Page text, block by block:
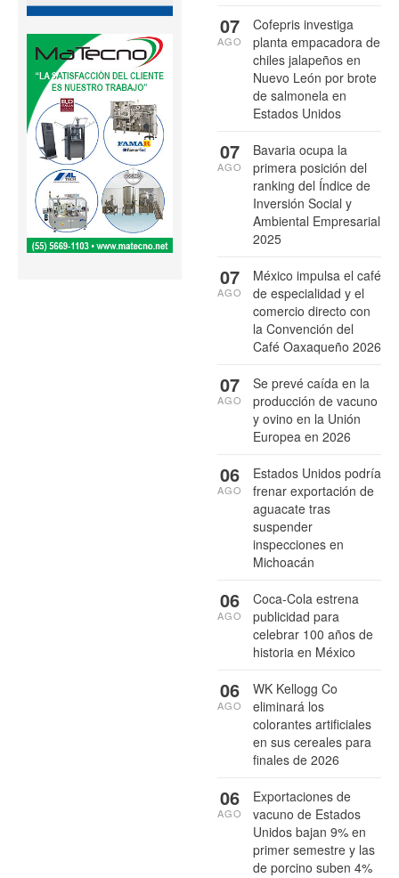
Cofepris investiga
planta empacadora de
chiles jalapeños en
Nuevo León por brote
de salmonela en
Estados Unidos
07
AGO
Bavaria ocupa la
primera posición del
ranking del Índice de
Inversión Social y
Ambiental Empresarial
2025
07
AGO
México impulsa el café
de especialidad y el
comercio directo con
la Convención del
Café Oaxaqueño 2026
07
AGO
Se prevé caída en la
producción de vacuno
y ovino en la Unión
Europea en 2026
07
AGO
Estados Unidos podría
frenar exportación de
aguacate tras
suspender
inspecciones en
Michoacán
06
AGO
Coca-Cola estrena
publicidad para
celebrar 100 años de
historia en México
06
AGO
WK Kellogg Co
eliminará los
colorantes artificiales
en sus cereales para
finales de 2026
06
AGO
Exportaciones de
vacuno de Estados
Unidos bajan 9% en
primer semestre y las
de porcino suben 4%
06
AGO